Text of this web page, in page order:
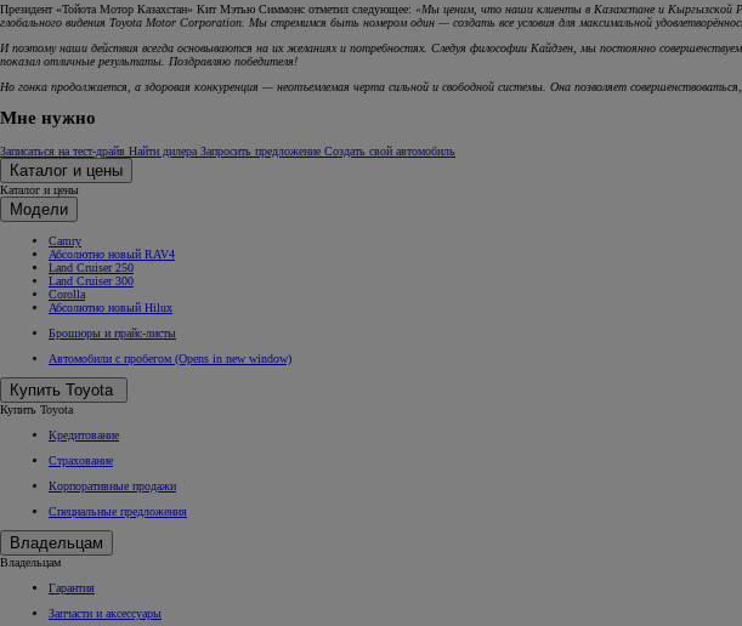
Президент «Тойота Мотор Казахстан» Кит Мэтью Симмонс отметил следующее: «Мы ценим, что наши клиенты в Казахстане и Кыргызской
глобального видения Toyota Motor Corporation. Мы стремимся быть номером один — создать все условия для максимальной
И поэтому наши действия всегда основываются на их желаниях и потребностях. Следуя философии Кайдзен, мы постоянно
показал отличные результаты. Поздравляю победителя!
Но гонка продолжается, а здоровая конкуренция — неотъемлемая черта сильной и свободной системы. Она позволяет
Мне нужно
Записаться на тест-драйв Найти дилера Запросить предложение Создать свой автомобиль
Каталог и цены
Каталог и цены
Модели
Camry
Абсолютно новый RAV4
Land Cruiser 250
Land Cruiser 300
Corolla
Абсолютно новый Hilux
Брошюры и прайс-листы
Автомобили с пробегом (Opens in new window)
Купить Toyota
Купить Toyota
Кредитование
Страхование
Корпоративные продажи
Специальные предложения
Владельцам
Владельцам
Гарантия
Запчасти и аксессуары